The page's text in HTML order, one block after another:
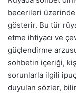
becerileri
gösterir. Bu tür
etme ihtiyacı ve
güçlendirme
sohbetin içeriği,
sorunlarla ilgili
duyulan sözler,